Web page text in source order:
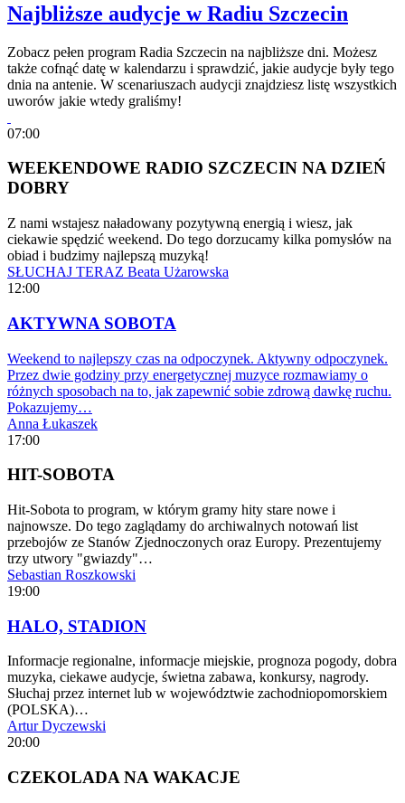
Najbliższe audycje w Radiu Szczecin
Zobacz pełen program Radia Szczecin na najbliższe dni. Możesz
także cofnąć datę w kalendarzu i sprawdzić, jakie audycje były tego
dnia na antenie. W scenariuszach audycji znajdziesz listę wszystkich
uworów jakie wtedy graliśmy!
07:00
WEEKENDOWE RADIO SZCZECIN NA DZIEŃ
DOBRY
Z nami wstajesz naładowany pozytywną energią i wiesz, jak
ciekawie spędzić weekend. Do tego dorzucamy kilka pomysłów na
obiad i budzimy najlepszą muzyką!
SŁUCHAJ TERAZ Beata Użarowska
12:00
AKTYWNA SOBOTA
Weekend to najlepszy czas na odpoczynek. Aktywny odpoczynek.
Przez dwie godziny przy energetycznej muzyce rozmawiamy o
różnych sposobach na to, jak zapewnić sobie zdrową dawkę ruchu.
Pokazujemy…
Anna Łukaszek
17:00
HIT-SOBOTA
Hit-Sobota to program, w którym gramy hity stare nowe i
najnowsze. Do tego zaglądamy do archiwalnych notowań list
przebojów ze Stanów Zjednoczonych oraz Europy. Prezentujemy
trzy utwory "gwiazdy"…
Sebastian Roszkowski
19:00
HALO, STADION
Informacje regionalne, informacje miejskie, prognoza pogody, dobra
muzyka, ciekawe audycje, świetna zabawa, konkursy, nagrody.
Słuchaj przez internet lub w województwie zachodniopomorskiem
(POLSKA)…
Artur Dyczewski
20:00
CZEKOLADA NA WAKACJE